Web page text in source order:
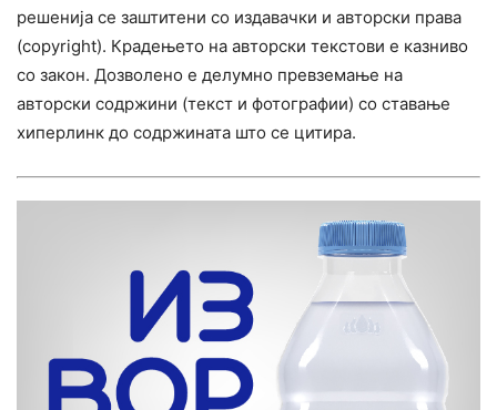
решенија се заштитени со издавачки и авторски права
(copyright). Крадењето на авторски текстови е казниво
со закон. Дозволено е делумно превземање на
авторски содржини (текст и фотографии) со ставање
хиперлинк до содржината што се цитира.